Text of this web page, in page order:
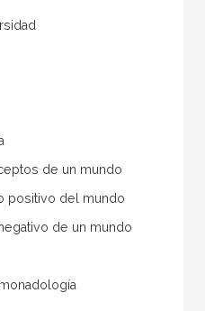
de un mundo
positivo del mundo
de un mundo